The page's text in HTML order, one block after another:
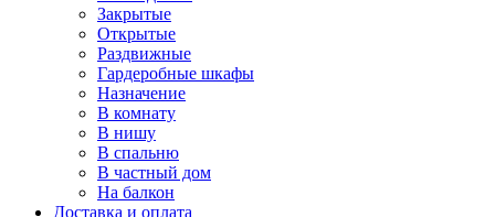
Закрытые
Открытые
Раздвижные
Гардеробные шкафы
Назначение
В комнату
В нишу
В спальню
В частный дом
На балкон
Доставка и оплата